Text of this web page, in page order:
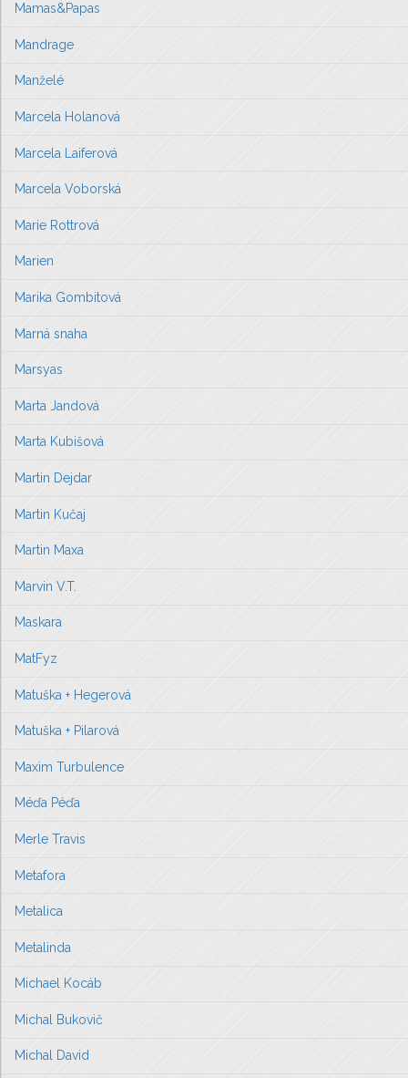
Mamas&Papas
Mandrage
Manželé
Marcela Holanová
Marcela Laiferová
Marcela Voborská
Marie Rottrová
Marien
Marika Gombitová
Marná snaha
Marsyas
Marta Jandová
Marta Kubišová
Martin Dejdar
Martin Kučaj
Martin Maxa
Marvin V.T.
Maskara
MatFyz
Matuška + Hegerová
Matuška + Pilarová
Maxim Turbulence
Méďa Péďa
Merle Travis
Metafora
Metalica
Metalinda
Michael Kocáb
Michal Bukovič
Michal David